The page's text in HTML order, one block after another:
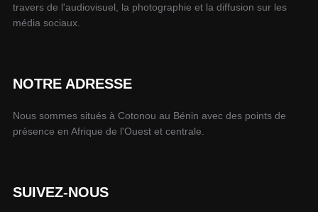
travers de l'audiovisuel, la photographie et la diffusion sur les
média sociaux.
NOTRE ADRESSE
Nous sommes situés à Cotonou au Bénin avec des points de
présence en Afrique de l'Ouest et centrale.
SUIVEZ-NOUS